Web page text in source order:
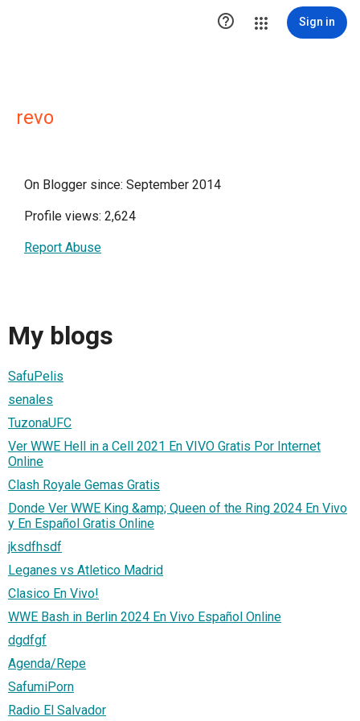
 Sign in
revo
On Blogger since: September 2014
Profile views: 2,624
Report Abuse
My blogs
SafuPelis
senales
TuzonaUFC
Ver WWE Hell in a Cell 2021 En VIVO Gratis Por Internet
Online
Clash Royale Gemas Gratis
Donde Ver WWE King &amp; Queen of the Ring 2024 En Vivo
y En Español Gratis Online
jksdfhsdf
Leganes vs Atletico Madrid
Clasico En Vivo!
WWE Bash in Berlin 2024 En Vivo Español Online
dgdfgf
Agenda/Repe
SafumiPorn
Radio El Salvador